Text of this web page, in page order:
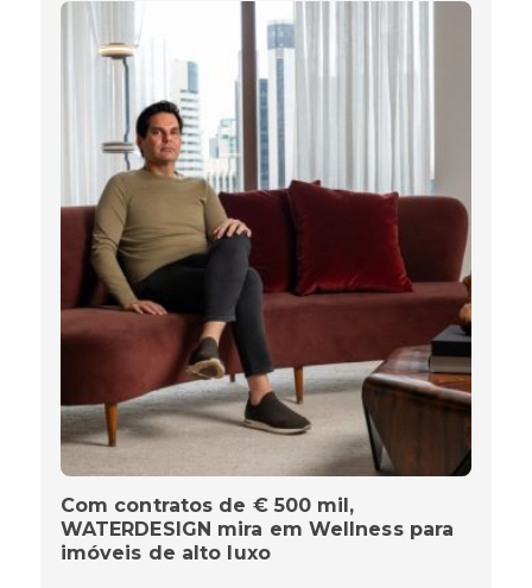
Com contratos de € 500 mil,
WATERDESIGN mira em Wellness para
imóveis de alto luxo